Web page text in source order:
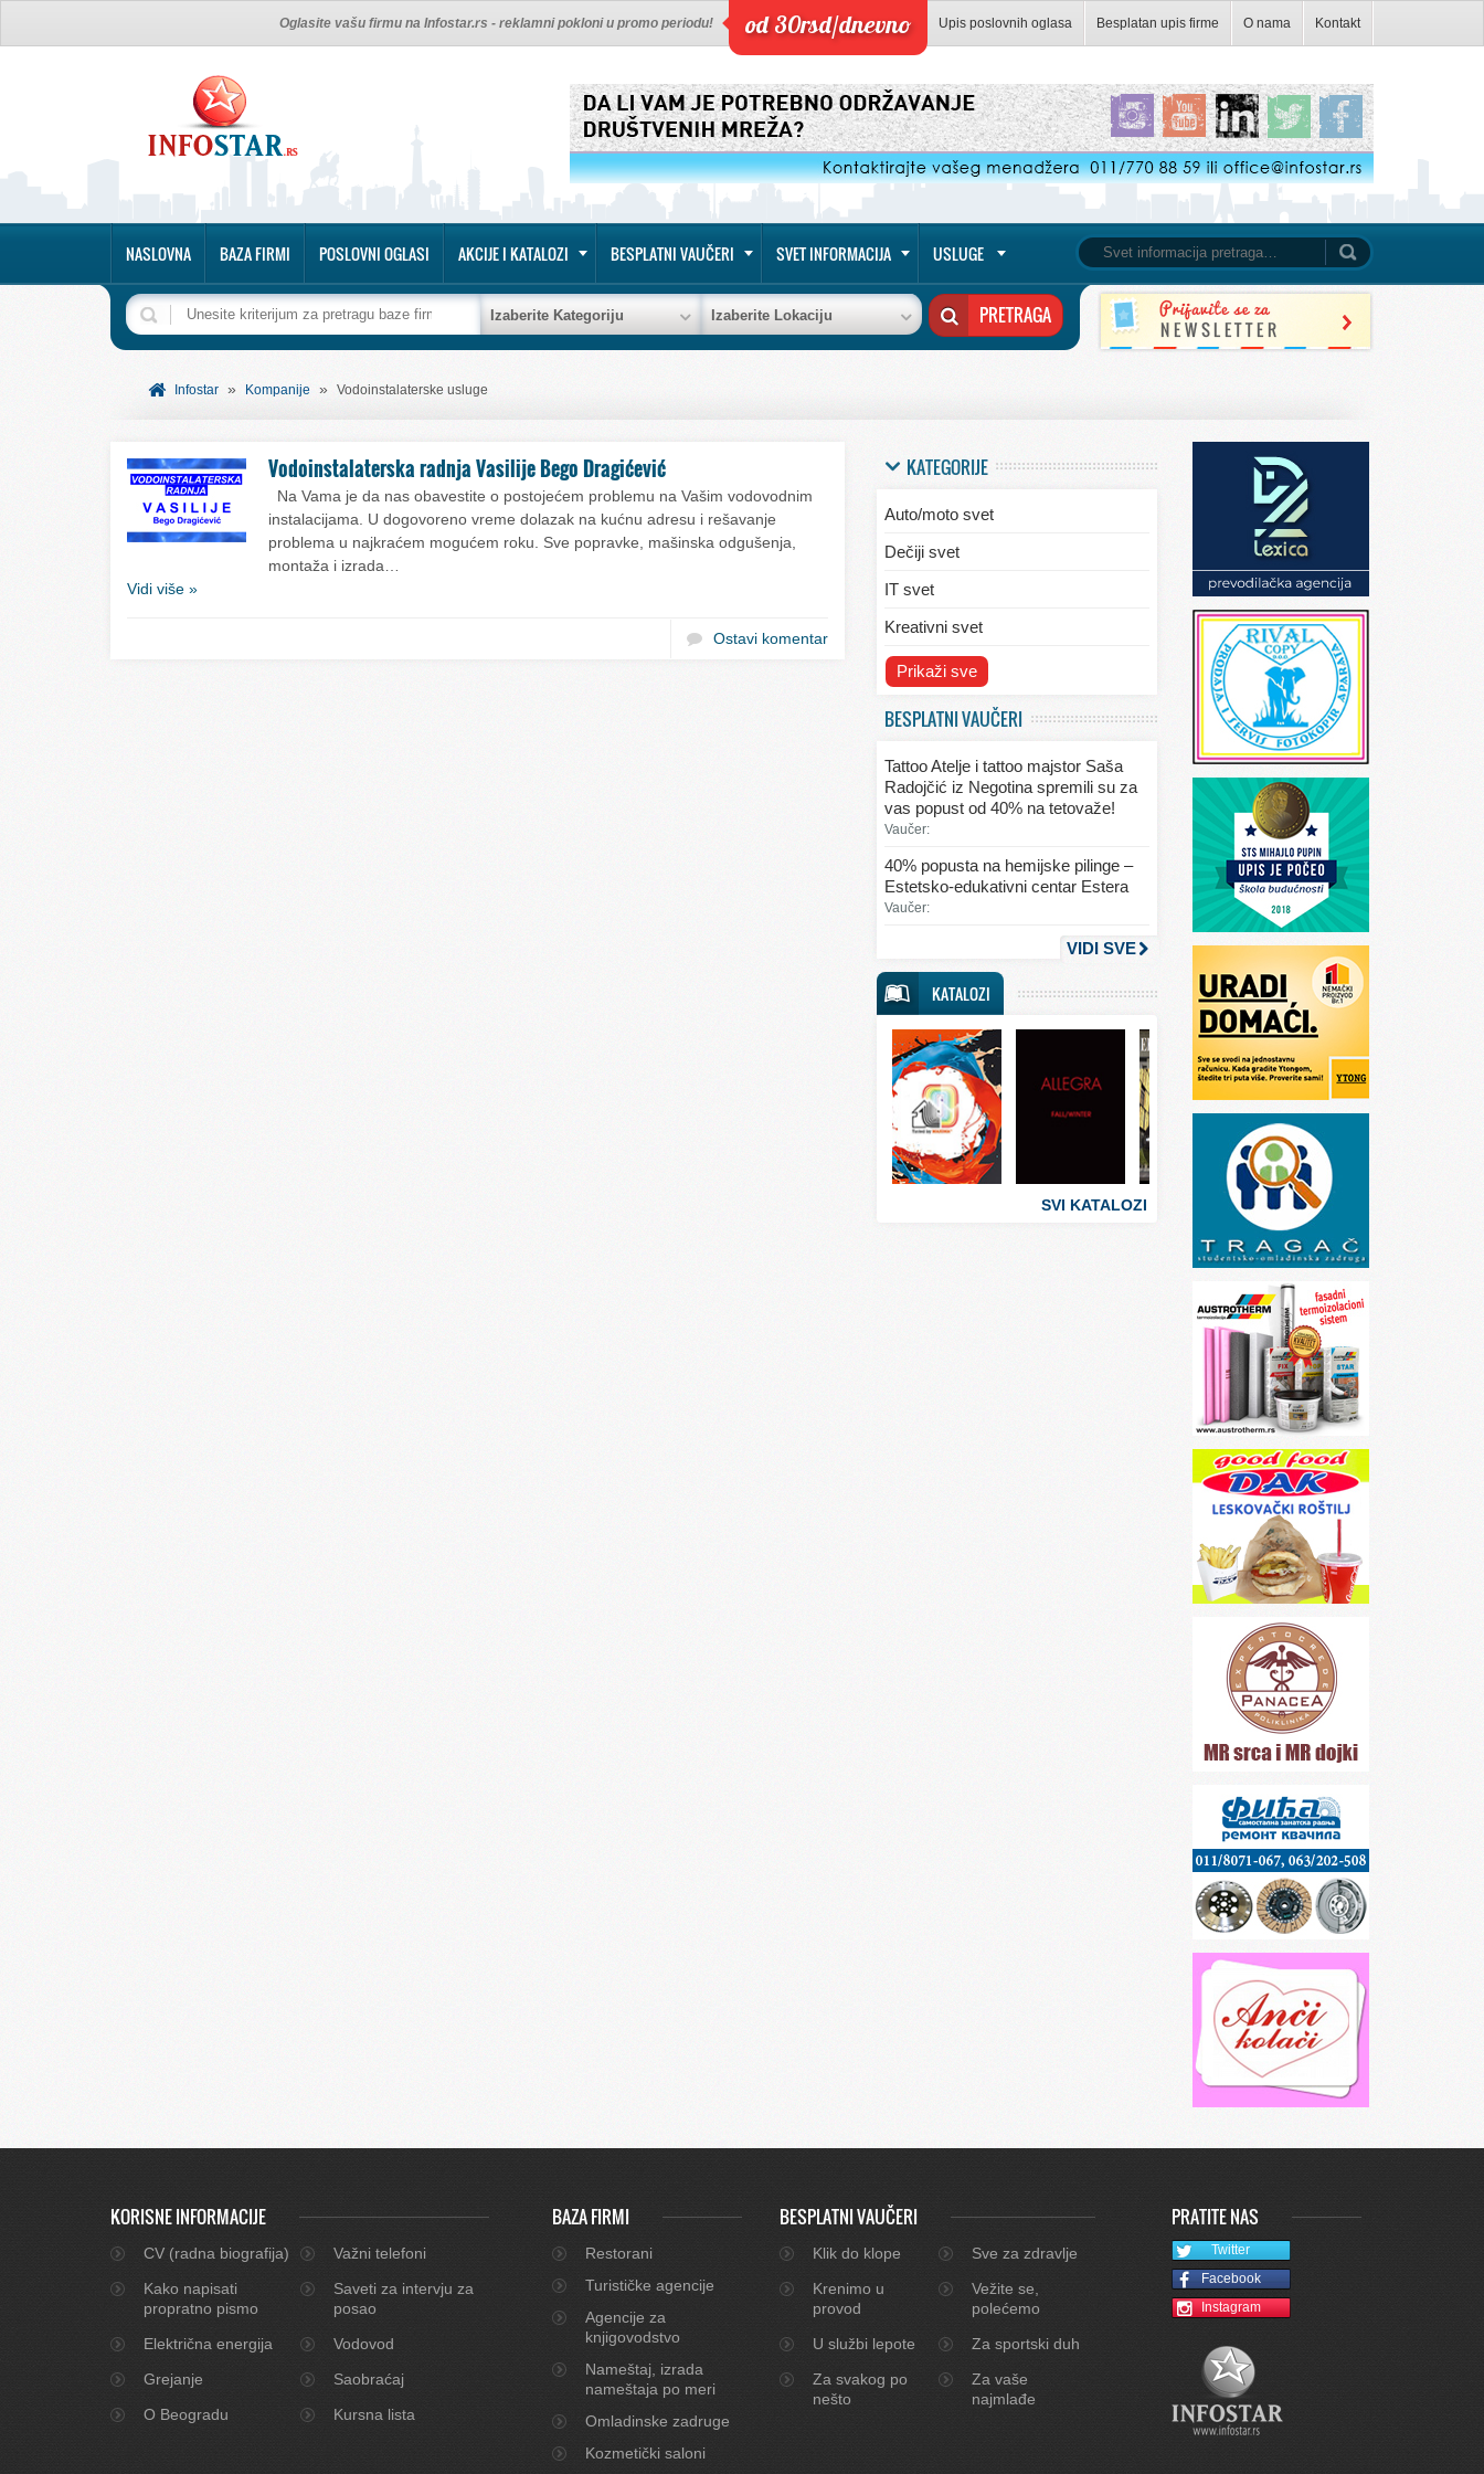
Upis poslovnih oglasa Besplatan upis firme O nama Kontakt
od 30rsd/dnevno
Oglasite vašu firmu na Infostar.rs - reklamni pokloni u promo periodu!
NASLOVNA BAZA FIRMI POSLOVNI OGLASI AKCIJE I KATALOZI BESPLATNI VAUČERI SVET INFORMACIJA USLUGE
Izaberite Kategoriju Izaberite Lokaciju
Infostar » Kompanije » Vodoinstalaterske usluge
Vodoinstalaterska radnja Vasilije Bego Dragićević
Na Vama je da nas obavestite o postojećem problemu na Vašim vodovodnim
instalacijama. U dogovoreno vreme dolazak na kućnu adresu i rešavanje
problema u najkraćem mogućem roku. Sve popravke, mašinska odgušenja,
montaža i izrada…
Vidi više »
Ostavi komentar
KATEGORIJE
Auto/moto svet
Dečiji svet
IT svet
Kreativni svet
Svet ekologije
Svet kulinarstva
Svet lepote
Svet mode
Svet sporta
Svet tehnike
Svet ugostiteljstva
Svet zabave i umetnosti
Svet zanimljivosti
Svet zdravlja
Prikaži sve
BESPLATNI VAUČERI
Tattoo Atelje i tattoo majstor Saša
Radojčić iz Negotina spremili su za
vas popust od 40% na tetovaže!
Vaučer:
40% popusta na hemijske pilinge –
Estetsko-edukativni centar Estera
Vaučer:
VIDI SVE
KATALOZI
SVI KATALOZI
KORISNE INFORMACIJE
CV (radna biografija)
Važni telefoni
Kako napisati
propratno pismo
Saveti za intervju za
posao
Električna energija
Vodovod
Grejanje
Saobraćaj
O Beogradu
Kursna lista
BAZA FIRMI
Restorani
Turističke agencije
Agencije za
knjigovodstvo
Nameštaj, izrada
nameštaja po meri
Omladinske zadruge
Kozmetički saloni
BESPLATNI VAUČERI
Klik do klope
Sve za zdravlje
Krenimo u
provod
Vežite se,
polećemo
U službi lepote
Za sportski duh
Za svakog po
nešto
Za vaše
najmlađe
PRATITE NAS
Twitter
Facebook
Instagram